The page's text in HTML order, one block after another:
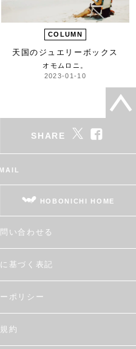
COLUMN
天国のジュエリーボックス
オモムロニ。
2023-01-10
SHARE
MAIL
HOBONICHI HOME
い合わせる
基づく表記
ポリシー
約